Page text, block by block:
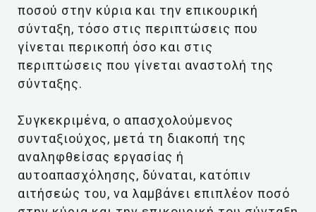
ποσού στην κύρια και την επικουρική
σύνταξη, τόσο στις περιπτώσεις που
γίνεται περικοπή όσο και στις
περιπτώσεις που γίνεται αναστολή της
σύνταξης.
Συγκεκριμένα, ο απασχολούμενος
συνταξιούχος, μετά τη διακοπή της
αναληφθείσας εργασίας ή
αυτοαπασχόλησης, δύναται, κατόπιν
αιτήσεώς του, να λαμβάνει επιπλέον ποσό